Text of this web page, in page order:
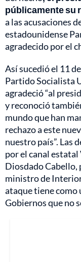
públicamente su
a las acusaciones
estadounidense
agradecido por el
Así sucedió el 11
Partido Socialista
agradeció “al
y reconoció
mundo que han
rechazo a este
nuestro país”. Las
por el canal
Diosdado Cabello,
ministro de
ataque tiene como
Gobiernos que no